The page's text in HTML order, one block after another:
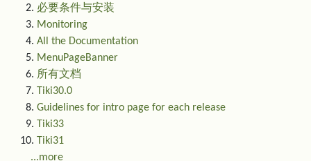
必要条件与安装
Monitoring
All the Documentation
MenuPageBanner
所有文档
Tiki30.0
Guidelines for intro page for each release
Tiki33
Tiki31
...more